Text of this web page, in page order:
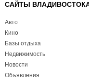
САЙТЫ
Авто
Кино
Базы отдыха
Недвижимость
Новости
Объявления